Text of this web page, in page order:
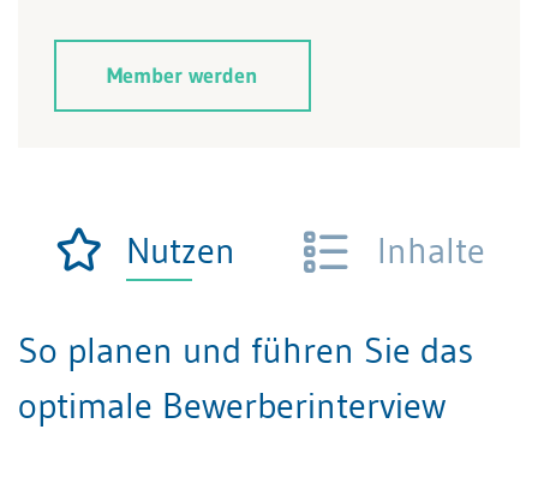
Member werden
Nutzen Inhalte
So planen und führen Sie das
optimale Bewerberinterview